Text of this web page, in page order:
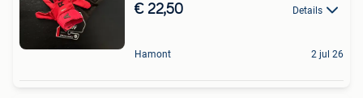
€ 22,50 Details
Hamont 2 jul 26